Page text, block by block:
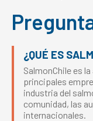
¿QUÉ ES
SalmonChile es
principales
industria del
comunidad, las
internacionales.